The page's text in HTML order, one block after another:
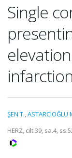
Single
infarction
ŞEN T.,ASTARCIOĞLU
HERZ, cilt.39, sa.4,